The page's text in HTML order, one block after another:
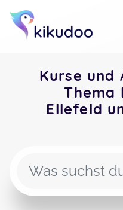
Kurse und
Thema
Ellefeld